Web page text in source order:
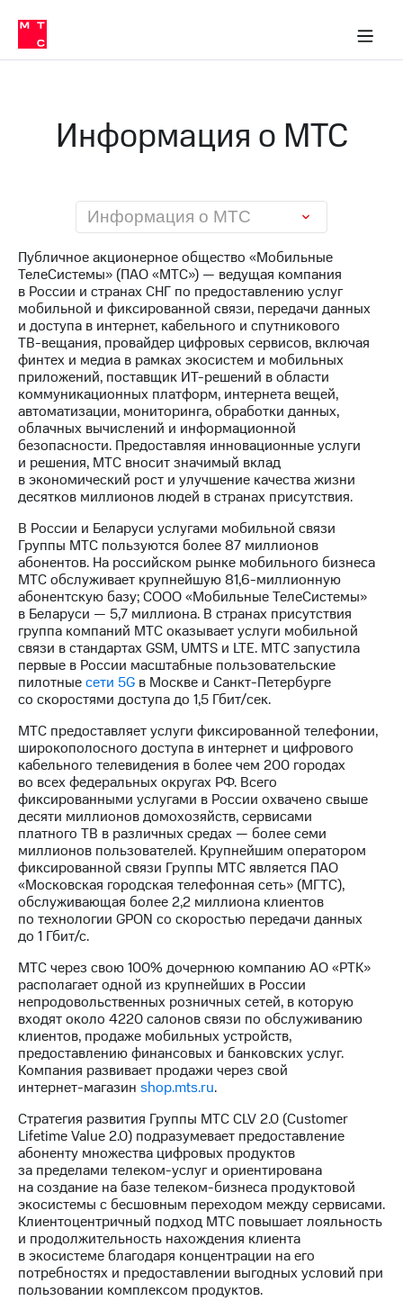
Медиа-центр
и акционерам
Устойчивое развитие
Комплаенс и деловая этика
компании
Карьера
в МТС
Руководство
Правовая
информация
Контакты
Медиа-центр
Пресс-
релизы
МТС
о технологиях
Достижения
Интервью
Финансовая
отчетность
Контакты
Новости
в
регионе
и акционерам
Корпоративное
управление
Корпоративный
секретарь
Раскрытие
информации
Информация
акционерам
Документы
ПАО
"МТС"
Собрания
акционеров
Личный
кабинет
акционера
Акционерный
капитал
Контроль
и
аудит
акций
Описание
Программа
приобретения
Порядок
выкупа
акций
Дивиденды
Рынок
облигаций
в МТС
Пресс-
МТС
о технологиях
Информация о МТС
Информация о МТС
Публичное акционерное общество «Мобильные
ТелеСистемы» (ПАО «МТС») — ведущая компания
в России и странах СНГ по предоставлению услуг
мобильной и фиксированной связи, передачи данных
и доступа в интернет, кабельного и спутникового
ТВ-вещания, провайдер цифровых сервисов, включая
финтех и медиа в рамках экосистем и мобильных
приложений, поставщик ИТ-решений в области
коммуникационных платформ, интернета вещей,
автоматизации, мониторинга, обработки данных,
облачных вычислений и информационной
безопасности. Предоставляя инновационные услуги
и решения, МТС вносит значимый вклад
в экономический рост и улучшение качества жизни
десятков миллионов людей в странах присутствия.
В России и Беларуси услугами мобильной связи
Группы МТС пользуются более 87 миллионов
абонентов. На российском рынке мобильного бизнеса
МТС обслуживает крупнейшую81,6-миллионную
абонентскую базу; СООО «Мобильные ТелеСистемы»
в Беларуси — 5,7 миллиона. В странах присутствия
группа компаний МТС оказывает услуги мобильной
связи в стандартах GSM, UMTS и LTE. МТС запустила
первые в России масштабные пользовательские
пилотныесети 5G в Москве и Санкт-Петербурге
со скоростями доступа до 1,5 Гбит/cек.
МТС предоставляет услуги фиксированной телефонии,
широкополосного доступа в интернет и цифрового
кабельного телевидения в более чем 200 городах
во всех федеральных округах РФ. Всего
фиксированными услугами в России охвачено свыше
десяти миллионов домохозяйств, сервисами
платного ТВ в различных средах — более семи
миллионов пользователей. Крупнейшим оператором
фиксированной связи Группы МТС является ПАО
«Московская городская телефонная сеть» (МГТС),
обслуживающая более 2,2 миллиона клиентов
по технологии GPON со скоростью передачи данных
до 1 Гбит/с.
МТС через свою 100% дочернюю компанию АО «РТК»
располагает одной из крупнейших в России
непродовольственных розничных сетей, в которую
входят около 4220 салонов связи по обслуживанию
клиентов, продаже мобильных устройств,
предоставлению финансовых и банковских услуг.
Компания развивает продажи через свой
интернет-магазин shop.mts.ru.
Стратегия развития Группы МТС CLV 2.0 (Customer
Lifetime Value 2.0) подразумевает предоставление
абоненту множества цифровых продуктов
за пределами телеком-услуги ориентирована
на создание на базетелеком-бизнеса продуктовой
экосистемы с бесшовным переходом между сервисами.
Клиентоцентричный подход МТС повышает лояльность
и продолжительность нахождения клиента
в экосистеме благодаря концентрации на его
потребностях и предоставлении выгодных условий при
пользовании комплексом продуктов.